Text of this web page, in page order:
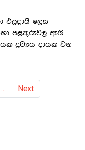
ඵලදායී ලෙස
පළතුරුවල ඇති
ද්‍රව්‍යය දායක වන
... Next